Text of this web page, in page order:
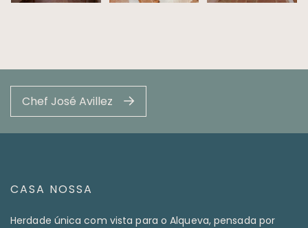
Chef José Avillez
CASA NOSSA
Herdade única com vista para o Alqueva, pensada por